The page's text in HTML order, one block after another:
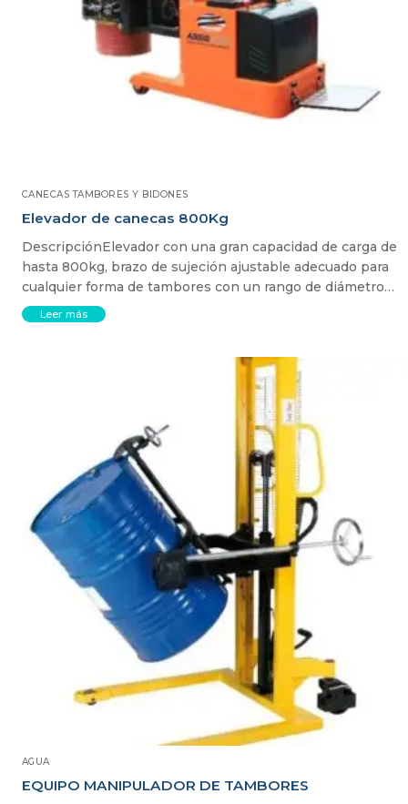
CANECAS TAMBORES Y BIDONES
Elevador de canecas 800Kg
DescripciónElevador con una gran capacidad de carga de
hasta 800kg, brazo de sujeción ajustable adecuado para
cualquier forma de tambores con un rango de diámetro…
Leer más
AGUA
EQUIPO MANIPULADOR DE TAMBORES